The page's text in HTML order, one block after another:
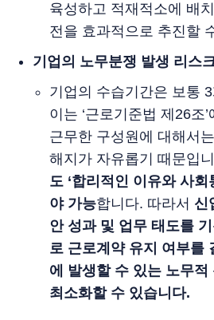
육성하고 적재적소에 배
전을 효과적으로 추진할
기업의 노무분쟁 발생 리스
기업의 수습기간은 보통
이는 ‘근로기준법 제26조
근무한 구성원에 대해서
해지가 자유롭기 때문입
도 ‘합리적인 이유와 사회
야 가능합니다. 따라서 신
안 성과 및 업무 태도를
로 근로계약 유지 여부를
에 발생할 수 있는 노무
최소화할 수 있습니다.